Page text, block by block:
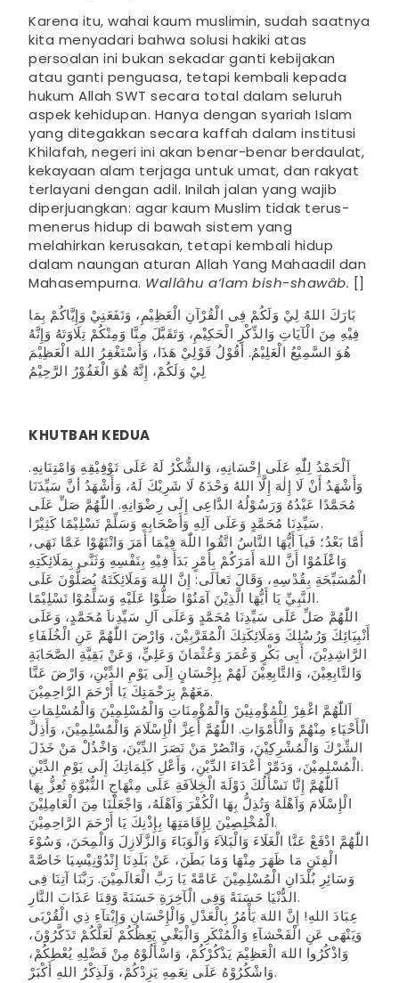
Karena itu, wahai kaum muslimin, sudah saatnya
kita menyadari bahwa solusi hakiki atas
persoalan ini bukan sekadar ganti kebijakan
atau ganti penguasa, tetapi kembali kepada
hukum Allah SWT secara total dalam seluruh
aspek kehidupan. Hanya dengan syariah Islam
yang ditegakkan secara kaffah dalam institusi
Khilafah, negeri ini akan benar-benar berdaulat,
kekayaan alam terjaga untuk umat, dan rakyat
terlayani dengan adil. Inilah jalan yang wajib
diperjuangkan: agar kaum Muslim tidak terus-
menerus hidup di bawah sistem yang
melahirkan kerusakan, tetapi kembali hidup
dalam naungan aturan Allah Yang Mahaadil dan
Mahasempurna. Wallâhu a‘lam bish-shawâb. []
بَارَكَ اللهُ لِيْ وَلَكُمْ فِى الْقُرْآنِ الْعَظِيْمِ، وَنَفَعَنِيْ وَإِيَّاكُمْ بِمَا
فِيْهِ مِنَ الْآيَاتِ وَالذِّكْرِ الْحَكِيْمِ، وَتَقَبَّلَ مِنَّا وَمِنْكُمْ تِلَاوَتَهُ وَإِنَّهُ
هُوَ السَّمِيْعُ الْعَلِيْمُ. أَقُوْلُ قَوْلِيْ هَذَا، وَأَسْتَغْفِرُ اللهَ الْعَظِيْمَ
لِيْ وَلَكُمْ، إِنَّهُ هُوَ الْغَفُوْرُ الرَّحِيْمُ
KHUTBAH KEDUA
اَلْحَمْدُ لِلّٰهِ عَلَى إِحْسَانِهِ، وَالشُّكْرُ لَهُ عَلَى تَوْفِيْقِهِ وَامْتِنَانِهِ.
وَأَشْهَدُ أَنْ لَا إِلٰهَ إِلَّا اللهُ وَحْدَهُ لَا شَرِيْكَ لَهُ، وَأَشْهَدُ أنَّ سَيِّدَنَا
مُحَمَّدًا عَبْدُهُ وَرَسُوْلُهُ الدَّاعِى إِلَى رِضْوَانِهِ. اللّٰهُمَّ صَلِّ عَلَى
سَيِّدِنَا مُحَمَّدٍ وَعَلَى آلِهِ وَأَصْحَابِهِ وَسَلِّمْ تَسْلِيْمًا كَثِيْرًا.
أَمَّا بَعْدُ؛ فَياَ أَيُّهَا النَّاسُ اتَّقُوا اللّٰهَ فِيْمَا أَمَرَ وَانْتَهُوْا عَمَّا نَهَى،
وَاعْلَمُوْا أَنَّ اللهَ أَمَرَكُمْ بِأَمْرٍ بَدَأَ فِيْهِ بِنَفْسِهِ وَثَنَّى بِمَلَائِكَتِهِ
الْمُسَبِّحَةِ بِقُدْسِهِ، وَقَالَ تَعاَلَى: إِنَّ اللهَ وَمَلَائِكَتَهُ يُصَلُّوْنَ عَلَى
النَّبِيِّ يَا أَيُّهَا الَّذِيْنَ آمَنُوْا صَلُّوْا عَلَيْهِ وَسَلِّمُوْا تَسْلِيْمًا.
اللّٰهُمَّ صَلِّ عَلَى سَيِّدِنَا مُحَمَّدٍ وَعَلَى آلِ سَيِّدِناَ مُحَمَّدٍ، وَعَلَى
أَنْبِيَائِكَ وَرُسُلِكَ وَمَلَائِكَتِكَ الْمُقَرَّبِيْنَ، وَارْضَ اللّٰهُمَّ عَنِ الْخُلَفَاءِ
الرَّاشِدِيْنَ، أَبِى بَكْرٍ وَعُمَرَ وَعُثْمَانَ وَعَلِيٍّ، وَعَنْ بَقِيَّةِ الصَّحَابَةِ
وَالتَّابِعِيْنَ، وَالتَّابِعِيْنَ لَهُمْ بِإِحْسَانٍ اِلَى يَوْمِ الدِّيْنِ، وَارْضَ عَنَّا
مَعَهُمْ بِرَحْمَتِكَ يَا أَرْحَمَ الرَّاحِمِيْنَ.
اَللّٰهُمَّ اغْفِرْ لِلْمُؤْمِنِيْنَ وَالْمُؤْمِنَاتِ وَالْمُسْلِمِيْنَ وَالْمُسْلِمَاتِ
الْأَحْيَاءِ مِنْهُمْ وَالْأَمْوَاتِ. اللّٰهُمَّ أَعِزَّ الْإِسْلَامَ وَالْمُسْلِمِيْنَ، وَأَذِلَّ
الشِّرْكَ وَالْمُشْرِكِيْنَ، وَانْصُرْ مَنْ نَصَرَ الدِّيْنَ، وَاخْذُلْ مَنْ خَذَلَ
الْمُسْلِمِيْنَ، وَدَمِّرْ أَعْدَاءَ الدِّيْنِ، وَأَعْلِ كَلِمَاتِكَ إِلَى يَوْمِ الدِّيْنِ.
اَللّٰهُمَّ إِنَّا نَسْأَلُكَ دَوْلَةَ الْخِلاَفَةِ عَلَى مِنْهَاجِ النُّبُوَّةِ تُعِزُّ بِهَا
الْإِسْلَامَ وَاَهْلَهُ وَتُذِلُّ بِهَا الْكُفْرَ وَاَهْلَهُ، وَاجْعَلْنَا مِنَ الْعَامِلِيْنَ
الْمُخْلِصِيْنَ لِإِقَامَتِهَا بِإِذْنِكَ يَا أَرْحَمَ الرَّاحِمِيْنَ.
اللّٰهُمَّ ادْفَعْ عَنَّا الْغَلَاءَ وَالْبَلاَءَ وَالْوَبَاءَ وَالزَّلَازِلَ وَالْمِحَنَ، وَسُوْءَ
الْفِتَنِ مَا ظَهَرَ مِنْهَا وَمَا بَطَنَ، عَنْ بَلَدِنَا إِنْدُوْنِيْسِيَا خَاصَّةً
وَسَائِرِ بُلْدَانِ الْمُسْلِمِيْنَ عَامَّةً يَا رَبَّ الْعَالَمِيْنَ. رَبَّنَا آتِنَا فِى
الدُّنْيَا حَسَنَةً وَفِى الْآخِرَةِ حَسَنَةً وَقِنَا عَذَابَ النَّارِ.
عِبَادَ اللهِ! إِنَّ اللهَ يَأْمُرُ بِالْعَدْلِ وَالْإِحْسَانِ وَإِيْتآءِ ذِي الْقُرْبَى
وَيَنْهَى عَنِ الْفَحْشآءِ وَالْمُنْكَرِ وَالْبَغْيِ يَعِظُكُمْ لَعَلَّكُمْ تَذَكَّرُوْنَ،
وَاذْكُرُوا اللهَ الْعَظِيْمَ يَذْكُرْكُمْ، وَاسْأَلُوْهُ مِنْ فَضْلِهِ يُعْطِكُمْ،
وَاشْكُرُوْهُ عَلَى نِعَمِهِ يَزِدْكُمْ، وَلَذِكْرُ اللهِ أَكْبَرْ.